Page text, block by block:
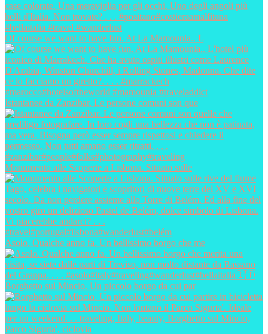
Of course we want to have fun. At La Mamounia.. L
Istantanee da Zanzibar. Le persone comuni son que
Monumento alle Scoperte a Lisbona. Situato sulle
Asolo. Qualche anno fa. Un bellissimo borgo che me
Borghetto sul Mincio. Un piccolo borgo da cui par